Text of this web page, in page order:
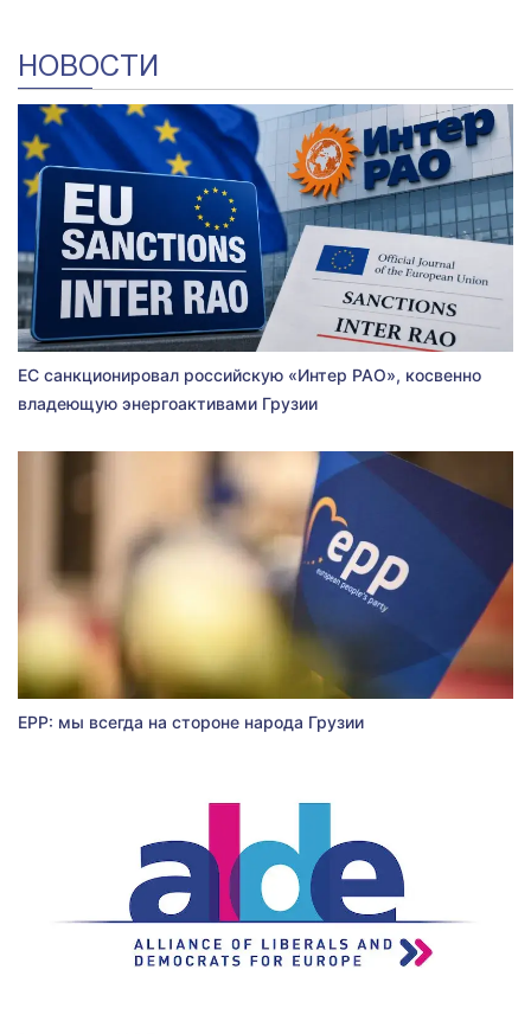
НОВОСТИ
ЕС санкционировал российскую «Интер РАО», косвенно
владеющую энергоактивами Грузии
EPP: мы всегда на стороне народа Грузии